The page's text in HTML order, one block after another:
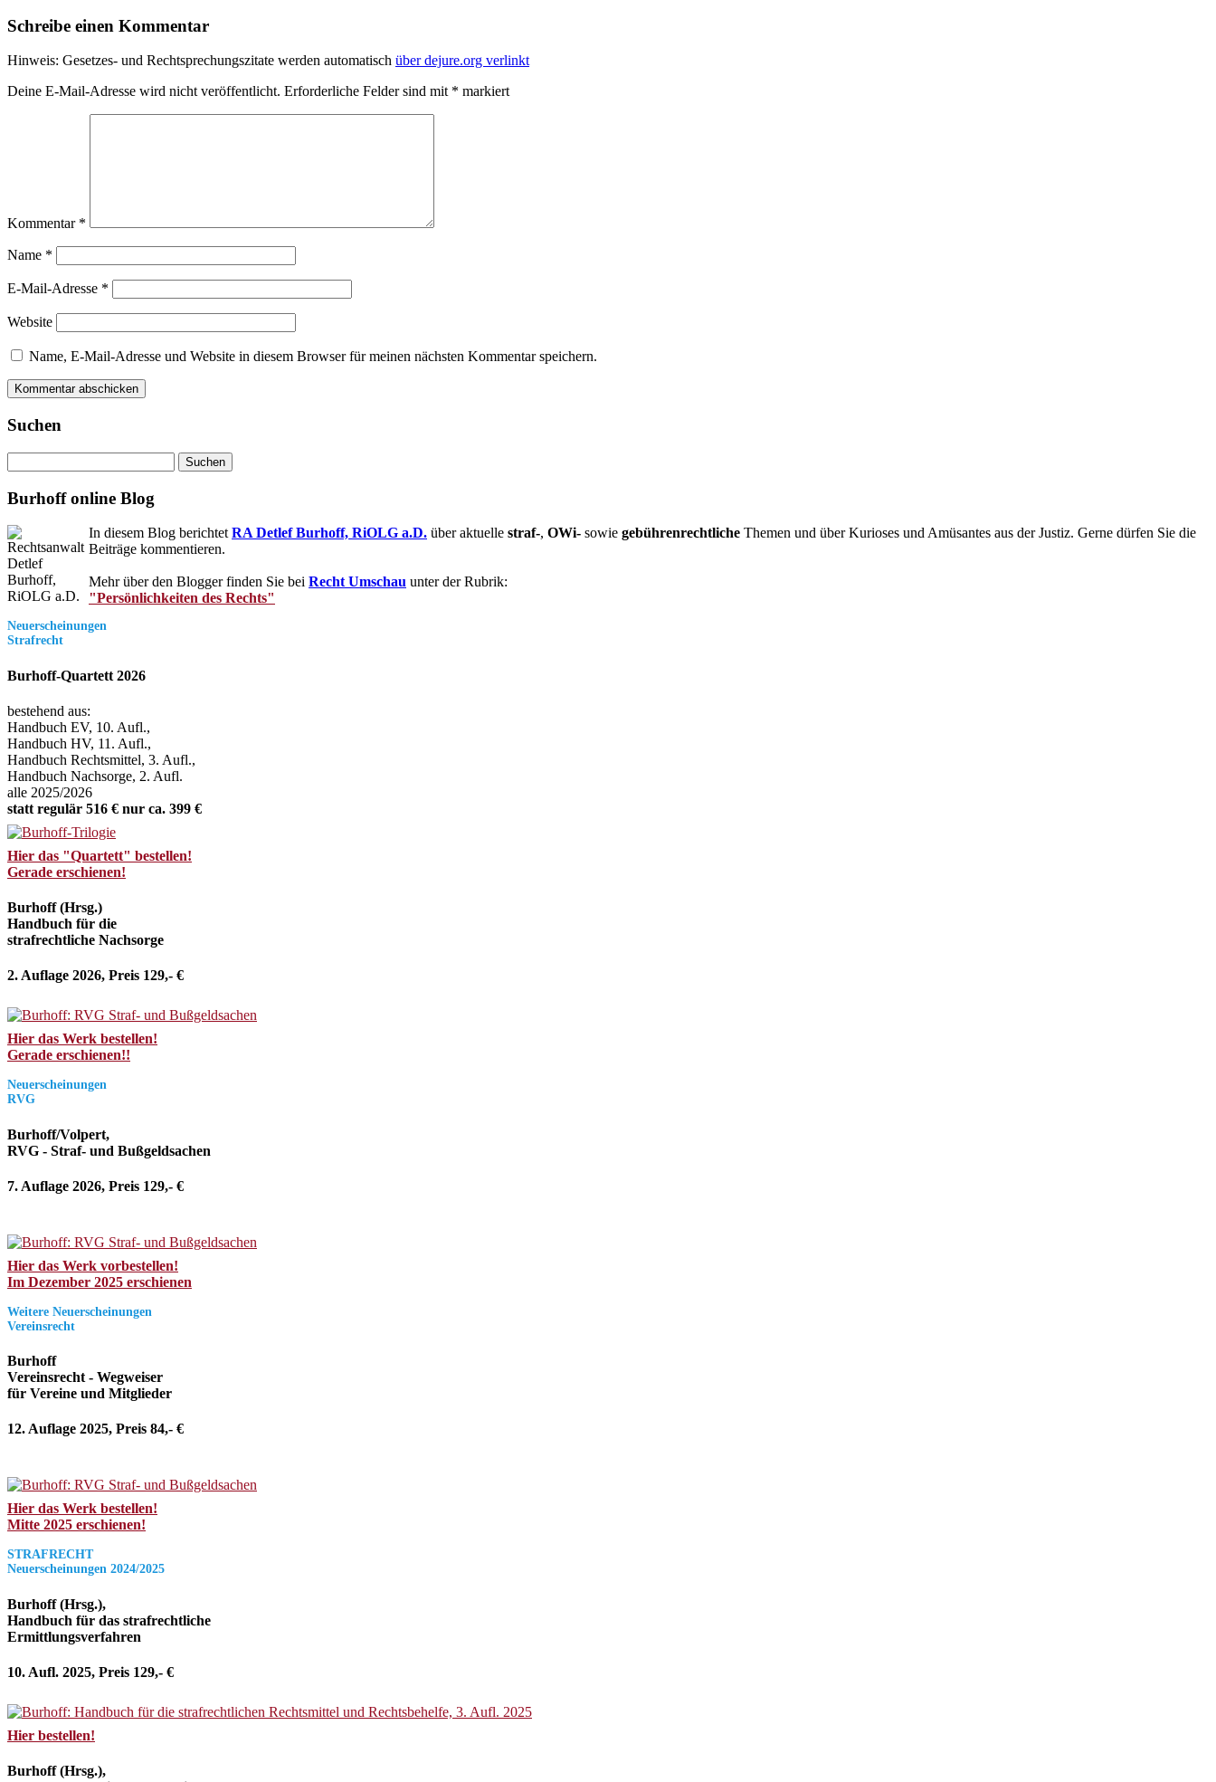
Schreibe einen Kommentar
Hinweis: Gesetzes- und Rechtsprechungszitate werden automatisch über dejure.org verlinkt
Deine E-Mail-Adresse wird nicht veröffentlicht. Erforderliche Felder sind mit * markiert
Kommentar *
Name *
E-Mail-Adresse *
Website
Name, E-Mail-Adresse und Website in diesem Browser für meinen nächsten Kommentar speichern.
Suchen
nach:
Burhoff online Blog
In diesem Blog berichtet RA Detlef Burhoff, RiOLG a.D. über aktuelle straf-, OWi- sowie gebührenrechtliche Themen und über Kurioses und Amüsantes aus der Justiz. Gerne dürfen Sie die
Beiträge kommentieren.
Mehr über den Blogger finden Sie bei Recht Umschau unter der Rubrik:
"Persönlichkeiten des Rechts"
Neuerscheinungen
Strafrecht
Burhoff-Quartett 2026
bestehend aus:
Handbuch EV, 10. Aufl.,
Handbuch HV, 11. Aufl.,
Handbuch Rechtsmittel, 3. Aufl.,
Handbuch Nachsorge, 2. Aufl.
alle 2025/2026
statt regulär 516 € nur ca. 399 €
Hier das "Quartett" bestellen!
Gerade erschienen!
Burhoff (Hrsg.)
Handbuch für die
strafrechtliche Nachsorge
2. Auflage 2026, Preis 129,- €
Hier das Werk bestellen!
Gerade erschienen!!
Neuerscheinungen
RVG
Burhoff/Volpert,
RVG - Straf- und Bußgeldsachen
7. Auflage 2026, Preis 129,- €
Hier das Werk vorbestellen!
Im Dezember 2025 erschienen
Weitere Neuerscheinungen
Vereinsrecht
Burhoff
Vereinsrecht - Wegweiser
für Vereine und Mitglieder
12. Auflage 2025, Preis 84,- €
Hier das Werk bestellen!
Mitte 2025 erschienen!
STRAFRECHT
Neuerscheinungen 2024/2025
Burhoff (Hrsg.),
Handbuch für das strafrechtliche
Ermittlungsverfahren
10. Aufl. 2025, Preis 129,- €
Hier bestellen!
Burhoff (Hrsg.),